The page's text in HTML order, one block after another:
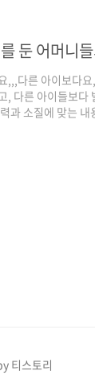
원동력이 될 수
둔 어머니
,,,다른 아이보다
, 다른 아이들보
과 소질에 맞는
있을까? 하는 생
어떠한 부분을
티스토리